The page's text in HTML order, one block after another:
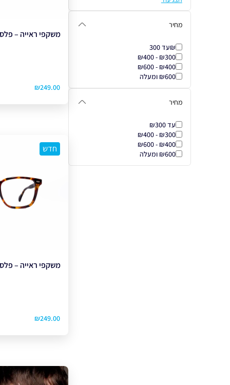
מחיר
₪עד 300
₪300 - ₪400
₪400 - ₪600
₪600 ומעלה
מחיר
עד ₪300
₪300 - ₪400
₪400 - ₪600
₪600 ומעלה
משקפי ראייה –
₪249.00
חדש
משקפי ראייה –
₪249.00